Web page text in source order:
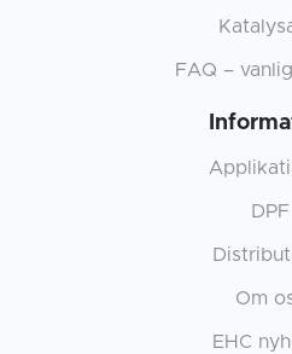
FAQ –
DPF
Om
EHC